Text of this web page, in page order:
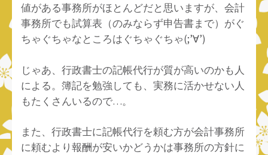
値がある事務所がほとんどだと思いますが、会計
事務所でも試算表（のみならず申告書まで）がぐ
ちゃぐちゃなところはぐちゃぐちゃ(;’∀’)
じゃあ、行政書士の記帳代行が質が高いのかも人
による。簿記を勉強しても、実務に活かせない人
もたくさんいるので…。
また、行政書士に記帳代行を頼む方が会計事務所
に頼むより報酬が安いかどうかは事務所の方針に